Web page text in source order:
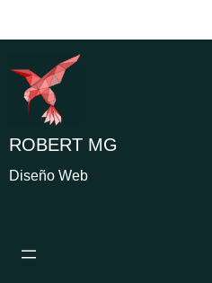
ROBERT MG
Diseño Web